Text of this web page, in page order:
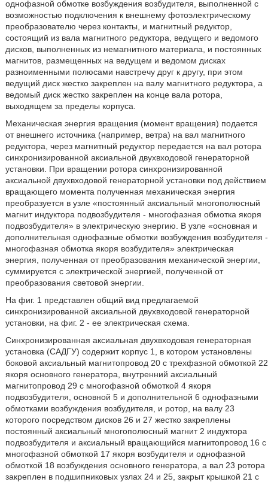
однофазной обмотке возбуждения возбудителя, выполненной с
возможностью подключения к внешнему фотоэлектрическому
преобразователю через контакты, и магнитный редуктор,
состоящий из вала магнитного редуктора, ведущего и ведомого
дисков, выполненных из немагнитного материала, и постоянных
магнитов, размещенных на ведущем и ведомом дисках
разноименными полюсами навстречу друг к другу, при этом
ведущий диск жестко закреплен на валу магнитного редуктора, а
ведомый диск жестко закреплен на конце вала ротора,
выходящем за пределы корпуса.
Механическая энергия вращения (момент вращения) подается
от внешнего источника (например, ветра) на вал магнитного
редуктора, через магнитный редуктор передается на вал ротора
синхронизированной аксиальной двухвходовой генераторной
установки. При вращении ротора синхронизированной
аксиальной двухвходовой генераторной установки под действием
вращающего момента полученная механическая энергия
преобразуется в узле «постоянный аксиальный многополюсный
магнит индуктора подвозбудителя - многофазная обмотка якоря
подвозбудителя» в электрическую энергию. В узле «основная и
дополнительная однофазные обмотки возбуждения возбудителя -
многофазная обмотка якоря возбудителя» электрическая
энергия, полученная от преобразования механической энергии,
суммируется с электрической энергией, полученной от
преобразования световой энергии.
На фиг. 1 представлен общий вид предлагаемой
синхронизированной аксиальной двухвходовой генераторной
установки, на фиг. 2 - ее электрическая схема.
Синхронизированная аксиальная двухвходовая генераторная
установка (САДГУ) содержит корпус 1, в котором установлены
боковой аксиальный магнитопровод 20 с трехфазной обмоткой 22
якоря основного генератора, внутренний аксиальный
магнитопровод 29 с многофазной обмоткой 4 якоря
подвозбудителя, основной 5 и дополнительной 6 однофазными
обмотками возбуждения возбудителя, и ротор, на валу 23
которого посредством дисков 26 и 27 жестко закреплены
постоянный аксиальный многополюсный магнит 2 индуктора
подвозбудителя и аксиальный вращающийся магнитопровод 16 с
многофазной обмоткой 17 якоря возбудителя и однофазной
обмоткой 18 возбуждения основного генератора, а вал 23 ротора
закреплен в подшипниковых узлах 24 и 25, закрыт крышкой 21 с